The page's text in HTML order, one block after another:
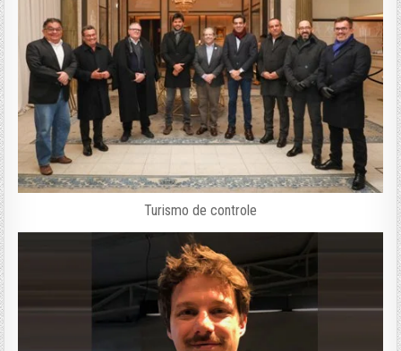
Turismo de controle